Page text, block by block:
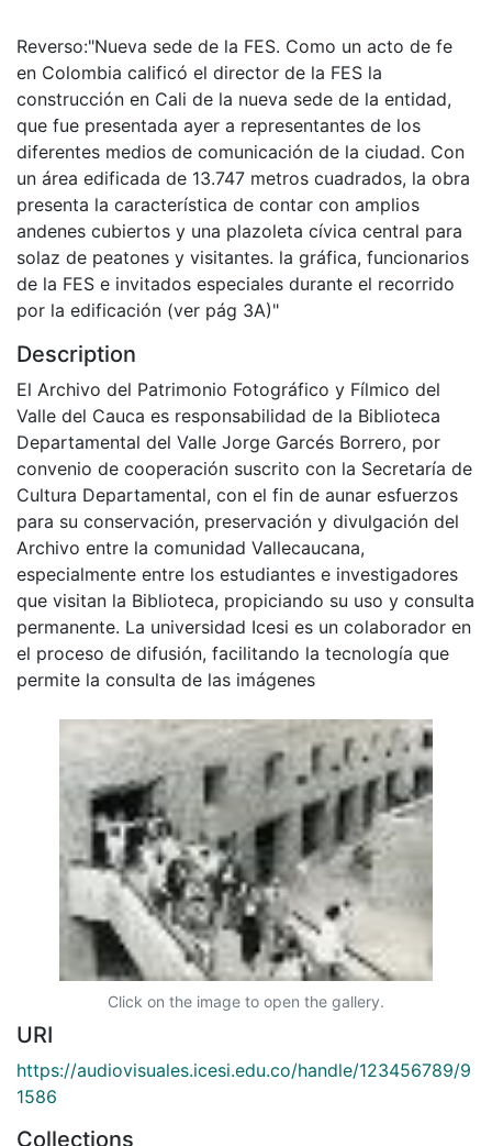
Reverso:"Nueva sede de la FES. Como un acto de fe
en Colombia calificó el director de la FES la
construcción en Cali de la nueva sede de la entidad,
que fue presentada ayer a representantes de los
diferentes medios de comunicación de la ciudad. Con
un área edificada de 13.747 metros cuadrados, la obra
presenta la característica de contar con amplios
andenes cubiertos y una plazoleta cívica central para
solaz de peatones y visitantes. la gráfica, funcionarios
de la FES e invitados especiales durante el recorrido
por la edificación (ver pág 3A)"
Description
El Archivo del Patrimonio Fotográfico y Fílmico del
Valle del Cauca es responsabilidad de la Biblioteca
Departamental del Valle Jorge Garcés Borrero, por
convenio de cooperación suscrito con la Secretaría de
Cultura Departamental, con el fin de aunar esfuerzos
para su conservación, preservación y divulgación del
Archivo entre la comunidad Vallecaucana,
especialmente entre los estudiantes e investigadores
que visitan la Biblioteca, propiciando su uso y consulta
permanente. La universidad Icesi es un colaborador en
el proceso de difusión, facilitando la tecnología que
permite la consulta de las imágenes
Click on the image to open the gallery.
URI
https://audiovisuales.icesi.edu.co/handle/123456789/9
1586
Collections